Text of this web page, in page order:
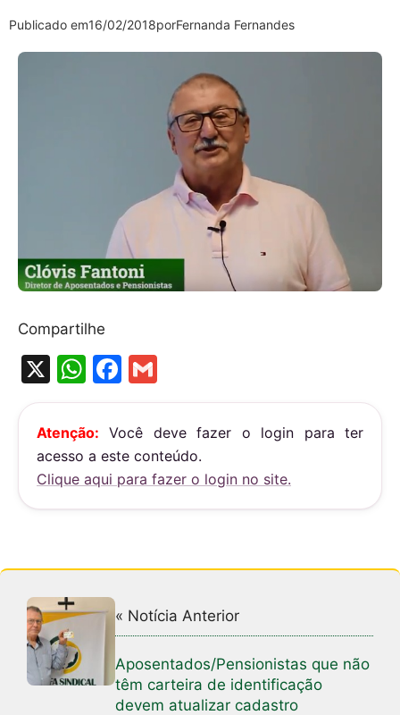
Publicado em16/02/2018porFernanda Fernandes
Compartilhe
X
W
h
at
s
A
p
F
a
c
e
b
o
k
m
ai
l
Atenção: Você deve fazer o login para ter
acesso a este conteúdo.
Clique aqui para fazer o login no site.
« Notícia Anterior
Aposentados/Pensionistas que não
têm carteira de identificação
devem atualizar cadastro